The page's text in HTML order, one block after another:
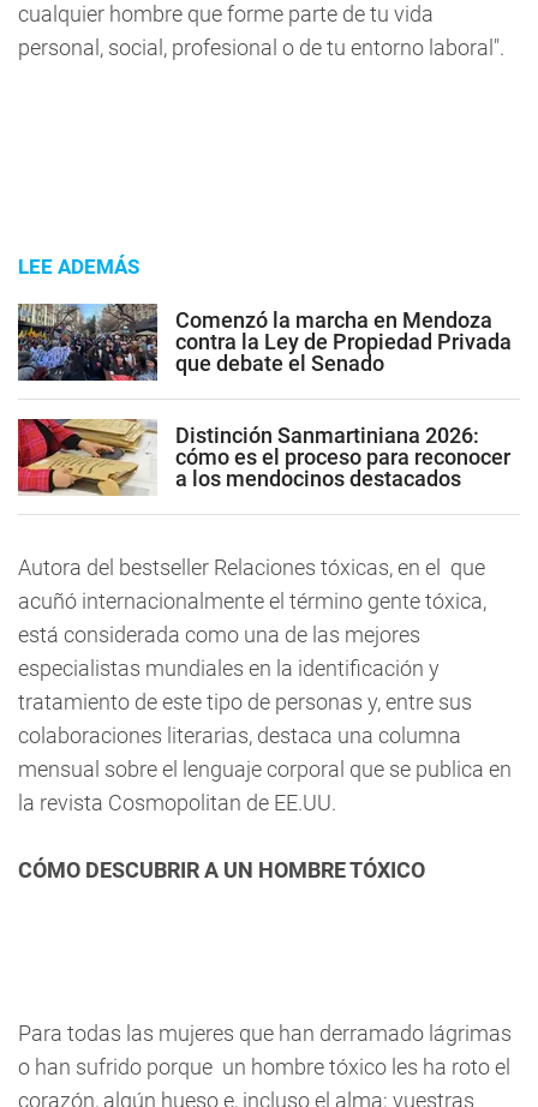
cualquier hombre que forme parte de tu vida
personal, social, profesional o de tu entorno laboral".
LEE ADEMÁS
Comenzó la marcha en Mendoza
contra la Ley de Propiedad Privada
que debate el Senado
Distinción Sanmartiniana 2026:
cómo es el proceso para reconocer
a los mendocinos destacados
Autora del bestseller Relaciones tóxicas, en el que
acuñó internacionalmente el término gente tóxica,
está considerada como una de las mejores
especialistas mundiales en la identificación y
tratamiento de este tipo de personas y, entre sus
colaboraciones literarias, destaca una columna
mensual sobre el lenguaje corporal que se publica en
la revista Cosmopolitan de EE.UU.
CÓMO DESCUBRIR A UN HOMBRE TÓXICO
Para todas las mujeres que han derramado lágrimas
o han sufrido porque un hombre tóxico les ha roto el
corazón, algún hueso e, incluso el alma; vuestras